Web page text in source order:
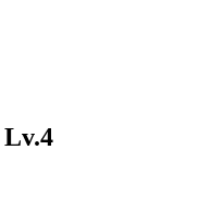
Lv.4